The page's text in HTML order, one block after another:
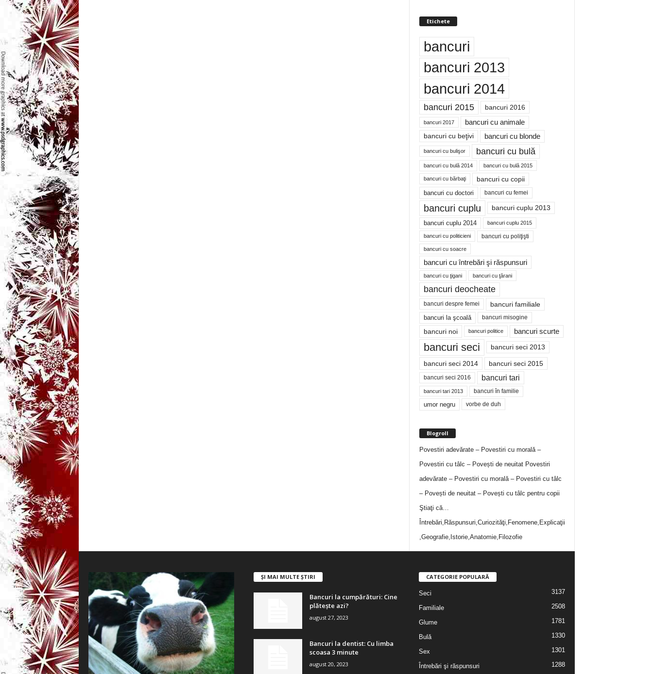
Etichete
bancuri
bancuri 2013
bancuri 2014
bancuri 2015 bancuri 2016
bancuri 2017 bancuri cu animale
bancuri cu beţivi bancuri cu blonde
bancuri cu bulişor bancuri cu bulă
bancuri cu bulă 2014 bancuri cu bulă 2015
bancuri cu bărbaţi bancuri cu copii
bancuri cu doctori bancuri cu femei
bancuri cuplu bancuri cuplu 2013
bancuri cuplu 2014 bancuri cuplu 2015
bancuri cu politicieni bancuri cu poliţişti
bancuri cu soacre
bancuri cu întrebări şi răspunsuri
bancuri cu ţigani bancuri cu ţărani
bancuri deocheate
bancuri despre femei bancuri familiale
bancuri la şcoală bancuri misogine
bancuri noi bancuri politice bancuri scurte
bancuri seci bancuri seci 2013
bancuri seci 2014 bancuri seci 2015
bancuri seci 2016 bancuri tari
bancuri tari 2013 bancuri în familie
umor negru vorbe de duh
Blogroll
Povestiri adevărate – Povestiri cu morală –
Povestiri cu tâlc – Povești de neuitatPovestiri
adevărate – Povestiri cu morală – Povestiri cu tâlc
– Povești de neuitat – Povești cu tâlc pentru copii
Ştiaţi că…
Întrebări,Răspunsuri,Curiozităţi,Fenomene,Explicaţii
,Geografie,Istorie,Anatomie,Filozofie
ȘI MAI MULTE ȘTIRI
Bancuri la cumpărături: Cine
plătește azi?
august 27, 2023
Bancuri la dentist: Cu limba
scoasa 3 minute
august 20, 2023
CATEGORIE POPULARĂ
Seci 3137
Familiale 2508
Glume 1781
Bulă 1330
Sex 1301
Întrebări şi răspunsuri 1288